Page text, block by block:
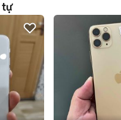
tự